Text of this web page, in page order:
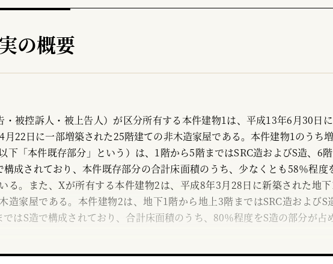
の概要
・被控訴人・被上告人）が区分所有する本件建物1は、平成13年6月30日に
月22日に一部増築された25階建ての非木造家屋である。本件建物1のうち
下「本件既存部分」という）は、1階から5階まではSRC造およびS造、6
構成されており、本件既存部分の合計床面積のうち、少なくとも58％程度
る。また、Xが所有する本件建物2は、平成8年3月28日に新築された地
造家屋である。本件建物2は、地下1階から地上3階まではSRC造およびS
ではS造で構成されており、合計床面積のうち、80％程度をS造の部分が占